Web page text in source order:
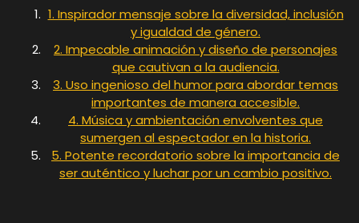
1. Inspirador mensaje sobre la diversidad, inclusión
y igualdad de género.
2. Impecable animación y diseño de personajes
que cautivan a la audiencia.
3. Uso ingenioso del humor para abordar temas
importantes de manera accesible.
4. Música y ambientación envolventes que
sumergen al espectador en la historia.
5. Potente recordatorio sobre la importancia de
ser auténtico y luchar por un cambio positivo.